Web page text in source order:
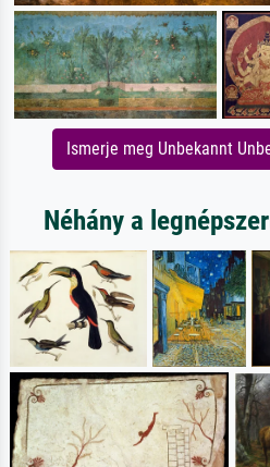
Ismerje meg Unbekannt
Néhány a